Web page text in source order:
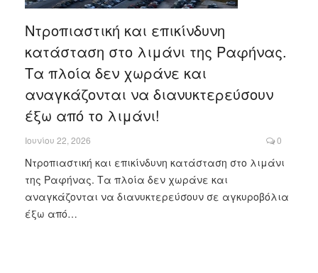
Ντροπιαστική και επικίνδυνη
κατάσταση στο λιμάνι της Ραφήνας.
Τα πλοία δεν χωράνε και
αναγκάζονται να διανυκτερεύσουν
έξω από το λιμάνι!
Ιουνίου 22, 2026 0
Ντροπιαστική και επικίνδυνη κατάσταση στο λιμάνι
της Ραφήνας. Τα πλοία δεν χωράνε και
αναγκάζονται να διανυκτερεύσουν σε αγκυροβόλια
έξω από…